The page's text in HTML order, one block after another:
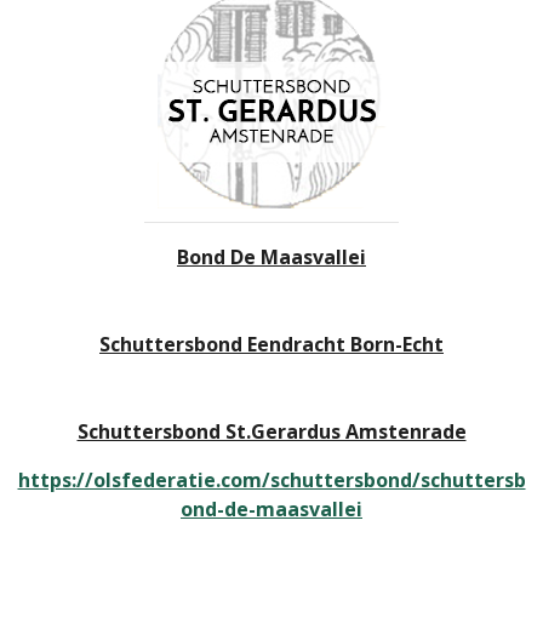
Bond De Maasvallei
Schuttersbond Eendracht Born-Echt
Schuttersbond St.Gerardus Amstenrade
https://olsfederatie.com/schuttersbond/schuttersb
ond-de-maasvallei